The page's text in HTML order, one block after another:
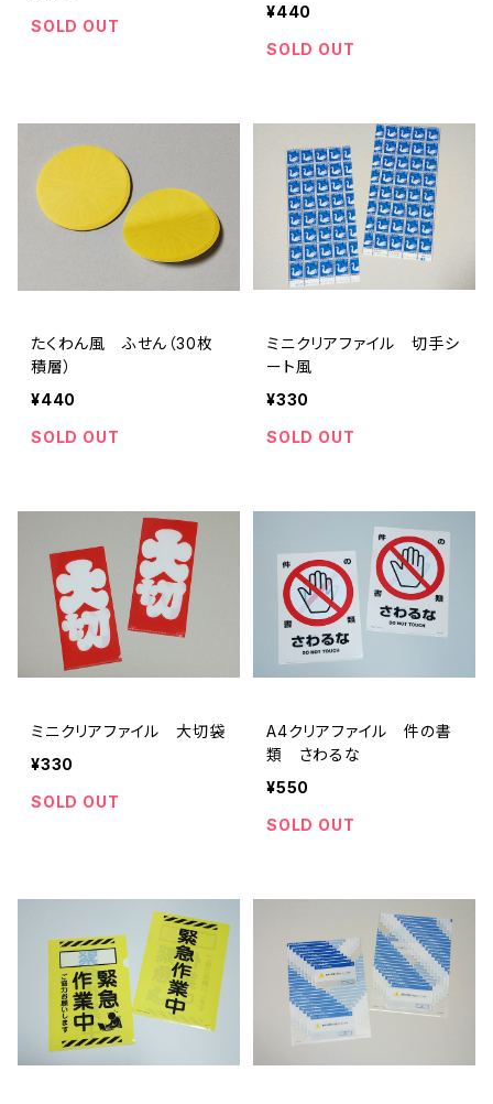
SOLD OUT
¥440
SOLD OUT
たくわん風 ふせん（30枚
積層）
¥440
SOLD OUT
ミニクリアファイル 切手シ
ート風
¥330
SOLD OUT
ミニクリアファイル 大切袋
¥330
SOLD OUT
A4クリアファイル 件の書
類 さわるな
¥550
SOLD OUT